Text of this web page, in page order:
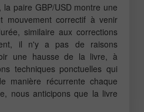
paire GBP/USD montre une
mouvement correctif à venir
similaire aux corrections
il n'y a pas de raisons
une hausse de la livre, à
techniques ponctuelles qui
manière récurrente chaque
nous anticipons que la livre